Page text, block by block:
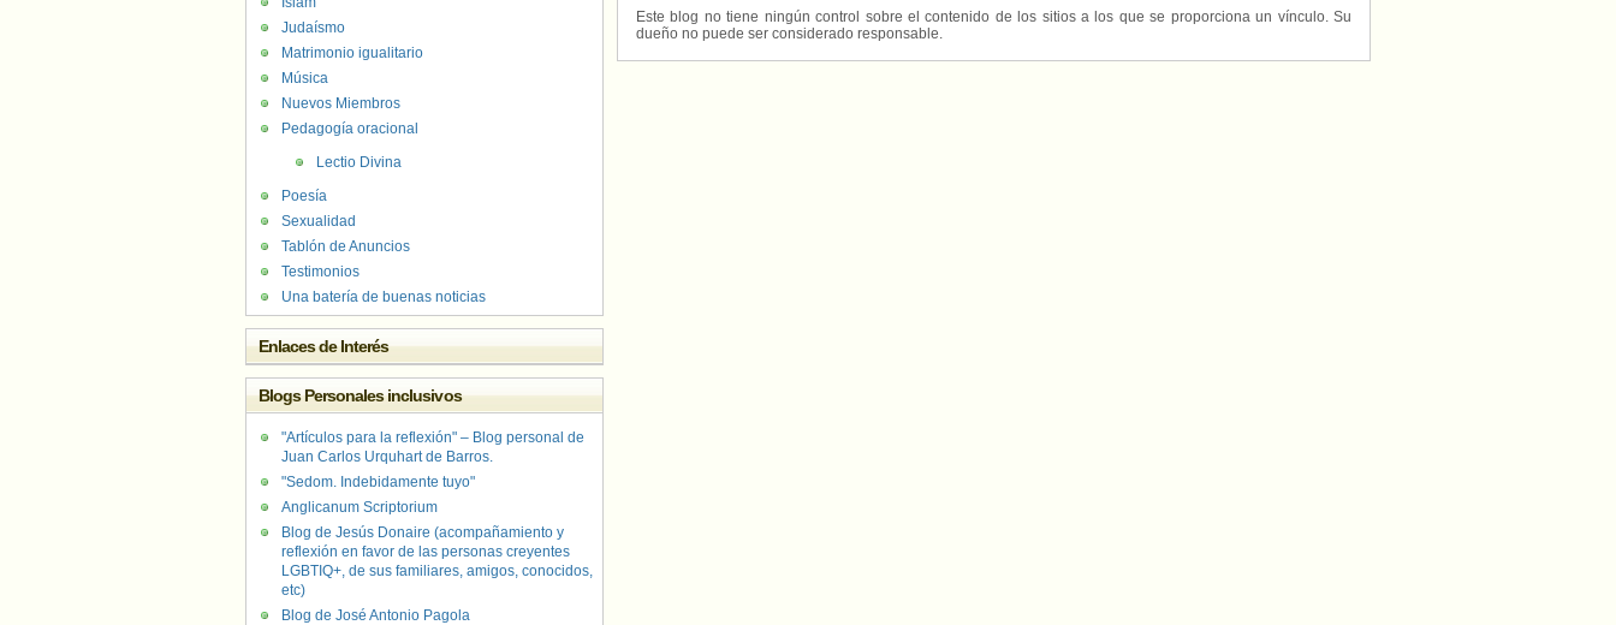
Este blog no tiene ningún control sobre el contenido de los sitios a los que se proporciona un vínculo. Su
dueño no puede ser considerado responsable.
Judaísmo
Matrimonio igualitario
Música
Nuevos Miembros
Pedagogía oracional
Lectio Divina
Poesía
Sexualidad
Tablón de Anuncios
Testimonios
Una batería de buenas noticias
Enlaces de Interés
Blogs Personales inclusivos
"Artículos para la reflexión" – Blog personal de
Juan Carlos Urquhart de Barros.
"Sedom. Indebidamente tuyo"
Anglicanum Scriptorium
Blog de Jesús Donaire (acompañamiento y
reflexión en favor de las personas creyentes
LGBTIQ+, de sus familiares, amigos, conocidos,
etc)
Blog de José Antonio Pagola